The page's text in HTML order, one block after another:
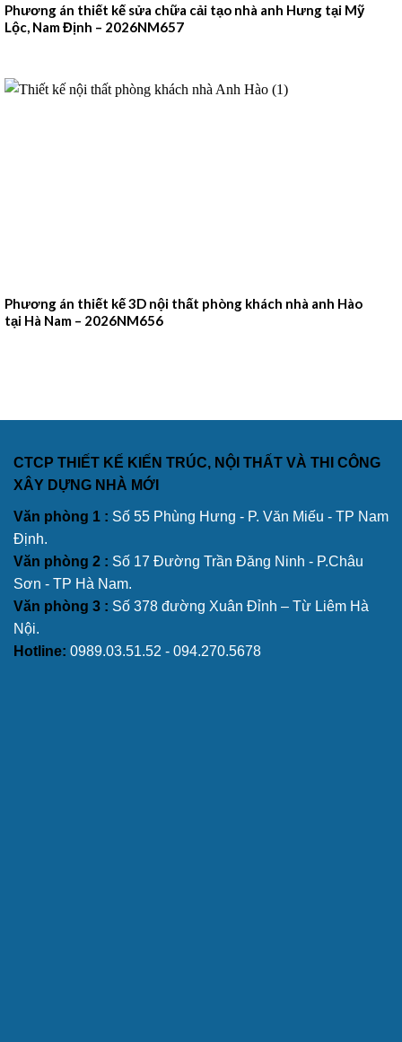
Phương án thiết kế sửa chữa cải tạo nhà anh Hưng tại Mỹ
Lộc, Nam Định – 2026NM657
Phương án thiết kế 3D nội thất phòng khách nhà anh Hào
tại Hà Nam – 2026NM656
CTCP THIẾT KẾ KIẾN TRÚC, NỘI THẤT VÀ THI CÔNG
XÂY DỰNG NHÀ MỚI
Văn phòng 1 : Số 55 Phùng Hưng - P. Văn Miếu - TP Nam
Định.
Văn phòng 2 : Số 17 Đường Trần Đăng Ninh - P.Châu
Sơn - TP Hà Nam.
Văn phòng 3 : Số 378 đường Xuân Đỉnh – Từ Liêm Hà
Nội.
Hotline: 0989.03.51.52 - 094.270.5678